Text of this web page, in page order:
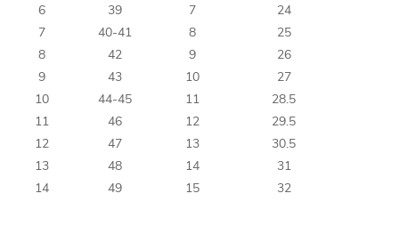
6
39 7
24
7
40-41 8
25
8
42 9
26
9
43 10
27
10
44-45 11
28.5
11
46 12
29.5
12
47 13
30.5
13
48 14
31
14
49 15 32